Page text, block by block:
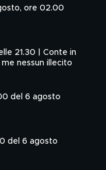
ore 02.00
21.30 | Conte in
nessun illecito
del 6 agosto
del 6 agosto